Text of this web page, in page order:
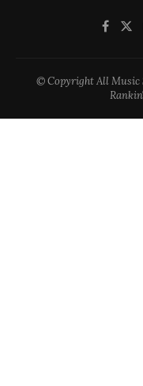
© Copyright All Music